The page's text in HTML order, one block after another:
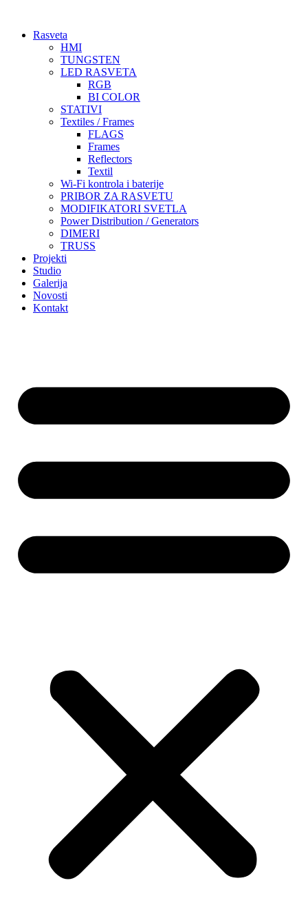
sadržajRasveta
HMI
TUNGSTEN
LED RASVETA
RGB
BI COLOR
STATIVI
Textiles / Frames
FLAGS
Frames
Reflectors
Textil
Wi-Fi kontrola i baterije
PRIBOR ZA RASVETU
MODIFIKATORI SVETLA
Power Distribution / Generators
DIMERI
TRUSS
Projekti
Studio
Galerija
Novosti
Kontakt